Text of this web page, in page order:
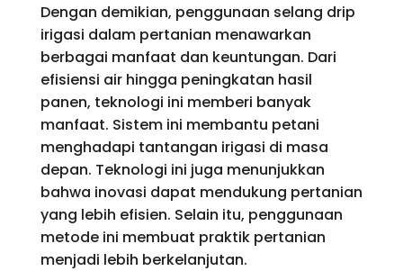
Dengan demikian, penggunaan selang drip
irigasi dalam pertanian menawarkan
berbagai manfaat dan keuntungan. Dari
efisiensi air hingga peningkatan hasil
panen, teknologi ini memberi banyak
manfaat. Sistem ini membantu petani
menghadapi tantangan irigasi di masa
depan. Teknologi ini juga menunjukkan
bahwa inovasi dapat mendukung pertanian
yang lebih efisien. Selain itu, penggunaan
metode ini membuat praktik pertanian
menjadi lebih berkelanjutan.